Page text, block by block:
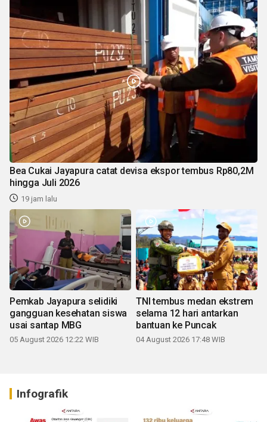
Bea Cukai Jayapura catat devisa ekspor tembus Rp80,2M
hingga Juli 2026
19 jam lalu
Pemkab Jayapura selidiki
gangguan kesehatan siswa
usai santap MBG
05 August 2026 12:22 WIB
TNI tembus medan ekstrem
selama 12 hari antarkan
bantuan ke Puncak
04 August 2026 17:48 WIB
Infografik